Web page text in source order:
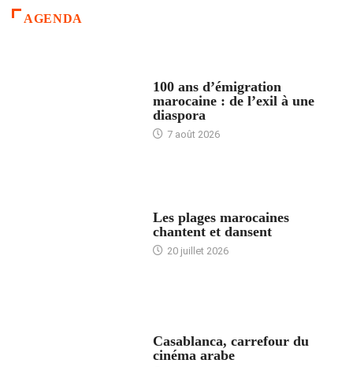
AGENDA
100 ans d’émigration
marocaine : de l’exil à une
diaspora
7 août 2026
Les plages marocaines
chantent et dansent
20 juillet 2026
Casablanca, carrefour du
cinéma arabe